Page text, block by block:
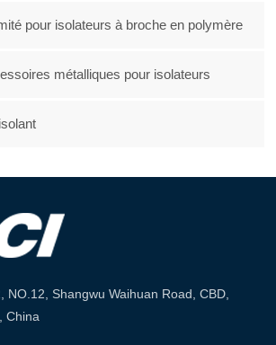
pour isolateurs à broche en polymère
métalliques pour isolateurs
NO.12, Shangwu Waihuan Road, CBD,
China